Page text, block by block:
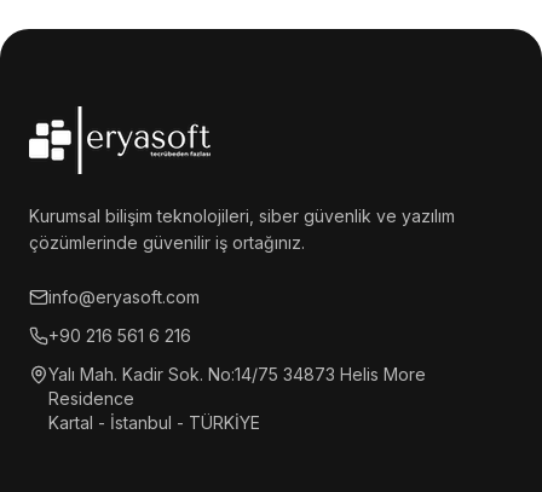
Kurumsal bilişim teknolojileri, siber güvenlik ve yazılım
çözümlerinde güvenilir iş ortağınız.
info@eryasoft.com
+90 216 561 6 216
Yalı Mah. Kadir Sok. No:14/75 34873 Helis More
Residence
Kartal - İstanbul - TÜRKİYE